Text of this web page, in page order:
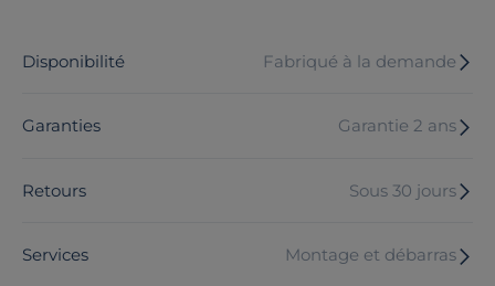
Disponibilité Fabriqué à la demande
Garanties Garantie 2 ans
Retours Sous 30 jours
Services Montage et débarras